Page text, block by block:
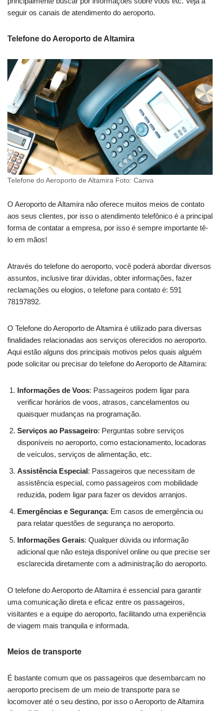
seguir os canais de atendimento do aeroporto.
Telefone do Aeroporto de Altamira
Telefone do Aeroporto de Altamira Foto: Canva
O Aeroporto de Altamira não oferece muitos meios de contato
aos seus clientes, por isso o atendimento telefônico é a principal
forma de contatar a empresa, por isso é sempre importante tê-
lo em mãos!
Através do telefone do aeroporto, você poderá abordar diversos
assuntos, inclusive tirar dúvidas, obter informações, fazer
reclamações ou elogios, o telefone para contato é: 591
78197892.
O Telefone do Aeroporto de Altamira é utilizado para diversas
finalidades relacionadas aos serviços oferecidos no aeroporto.
Aqui estão alguns dos principais motivos pelos quais alguém
pode solicitar ou precisar do telefone do Aeroporto de Altamira:
Informações de Voos: Passageiros podem ligar para
verificar horários de voos, atrasos, cancelamentos ou
quaisquer mudanças na programação.
Serviços ao Passageiro: Perguntas sobre serviços
disponíveis no aeroporto, como estacionamento, locadoras
de veículos, serviços de alimentação, etc.
Assistência Especial: Passageiros que necessitam de
assistência especial, como passageiros com mobilidade
reduzida, podem ligar para fazer os devidos arranjos.
Emergências e Segurança: Em casos de emergência ou
para relatar questões de segurança no aeroporto.
Informações Gerais: Qualquer dúvida ou informação
adicional que não esteja disponível online ou que precise ser
esclarecida diretamente com a administração do aeroporto.
O telefone do Aeroporto de Altamira é essencial para garantir
uma comunicação direta e eficaz entre os passageiros,
visitantes e a equipe do aeroporto, facilitando uma experiência
de viagem mais tranquila e informada.
Meios de transporte
É bastante comum que os passageiros que desembarcam no
aeroporto precisem de um meio de transporte para se
locomover até o seu destino, por isso o Aeroporto de Altamira